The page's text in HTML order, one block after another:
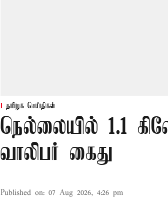
தமிழக செய்திகள்
நெல்லையில் 1.1
வாலிபர் கைது
Published on: 07 Aug 2026, 4:26 pm